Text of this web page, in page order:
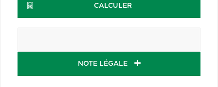
CALCULER
NOTE LÉGALE